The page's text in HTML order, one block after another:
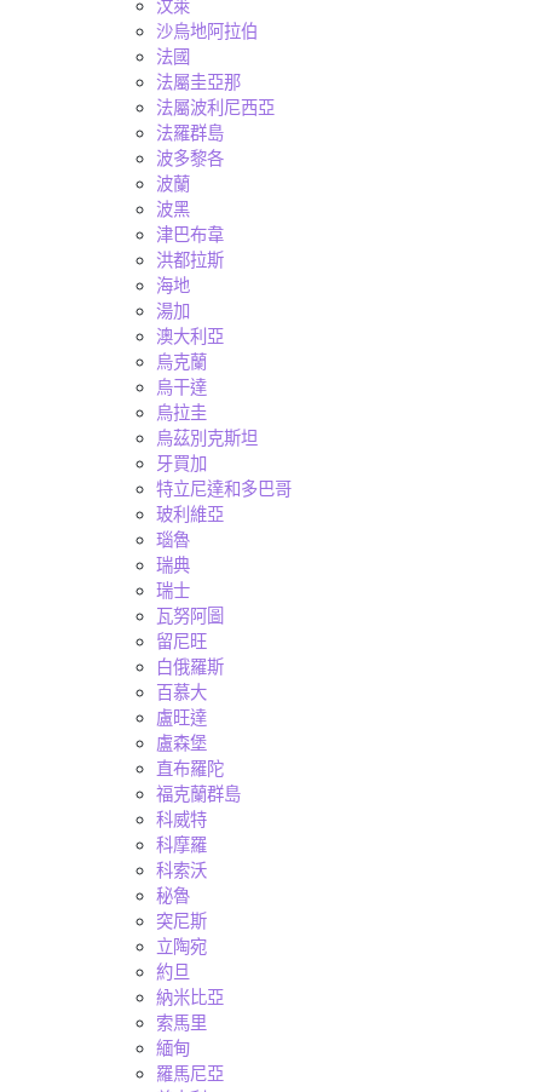
汶萊
沙烏地阿拉伯
法國
法屬圭亞那
法屬波利尼西亞
法羅群島
波多黎各
波蘭
波黑
津巴布韋
洪都拉斯
海地
湯加
澳大利亞
烏克蘭
烏干達
烏拉圭
烏茲別克斯坦
牙買加
特立尼達和多巴哥
玻利維亞
瑙魯
瑞典
瑞士
瓦努阿圖
留尼旺
白俄羅斯
百慕大
盧旺達
盧森堡
直布羅陀
福克蘭群島
科威特
科摩羅
科索沃
秘魯
突尼斯
立陶宛
約旦
納米比亞
索馬里
緬甸
羅馬尼亞